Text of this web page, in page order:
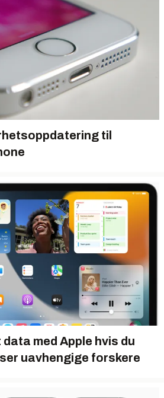
til
med Apple hvis du
uavhengige forskere